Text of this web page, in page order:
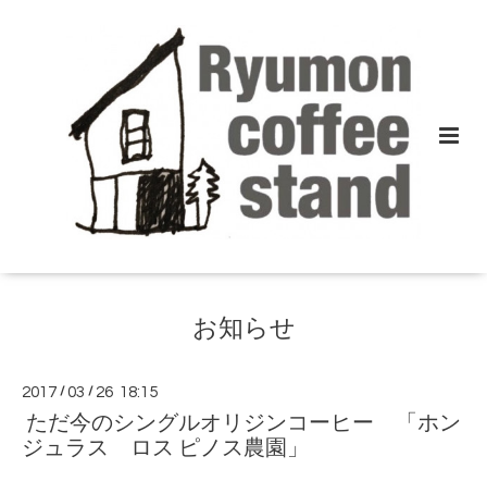
お知らせ
2017 /03 / 26 18:15
ただ今のシングルオリジンコーヒー 「ホン
ジュラス ロス ピノス農園」